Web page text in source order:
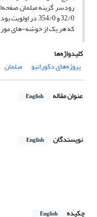
32/0 و 354/0
که هر یک از خوشه-های مورد
کلیدواژه‌ها
پروژه‌های دکوراتیو
مبلمان
عنوان مقاله English
نویسندگان English
چکیده
English